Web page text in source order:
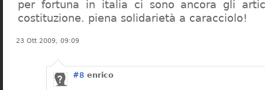
per fortuna in italia ci sono ancora gli
costituzione. piena solidarietà a caracciolo!
23 Ott 2009, 09:09
#8 enrico